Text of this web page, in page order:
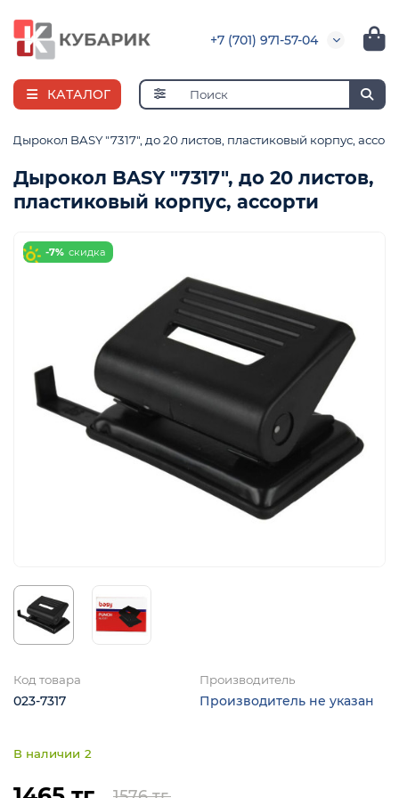
+7 (701) 971-57-04
КАТАЛОГ
Дырокол BASY "7317", до 20 листов, пластиковый корпус,
Дырокол BASY "7317", до 20 листов,
пластиковый корпус, ассорти
-7%
Код товара
023-7317
Производитель
Производитель не указан
2